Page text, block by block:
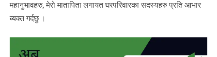
महानुभावहरु, मेरो मातापिता लगायत घरपरिवारका सदस्यहरु प्रति आभार
ब्यक्त गर्दछु ।